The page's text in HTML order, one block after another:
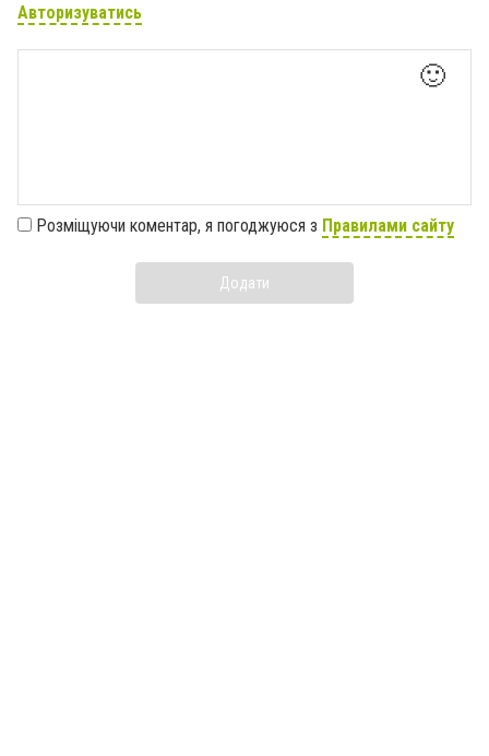
Авторизуватись
🙂
Розміщуючи коментар, я погоджуюся з Правилами сайту
Додати